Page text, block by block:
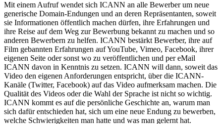
Mit einem Aufruf wendet sich ICANN an alle Bewerber um neue
generische Domain-Endungen und an deren Repräsentanten, soweit
sie Informationen öffentlich machen dürfen, ihre Erfahrungen und
ihre Reise auf dem Weg zur Bewerbung bekannt zu machen und so
anderen Bewerbern zu helfen. ICANN bestärkt Bewerber, ihre auf
Film gebannten Erfahrungen auf YouTube, Vimeo, Facebook, ihrer
eigenen Seite oder sonst wo zu veröffentlichen und per eMail
ICANN davon in Kenntnis zu setzen. ICANN will dann, soweit das
Video den eigenen Anforderungen entspricht, über die ICANN-
Kanäle (Twitter, Facebook) auf das Video aufmerksam machen. Die
Qualität des Videos oder die Wahl der Sprache ist nicht so wichtig.
ICANN kommt es auf die persönliche Geschichte an, warum man
sich dafür entschieden hat, sich um eine neue Endung zu bewerben,
welche Schwierigkeiten man hatte und was man gelernt hat.